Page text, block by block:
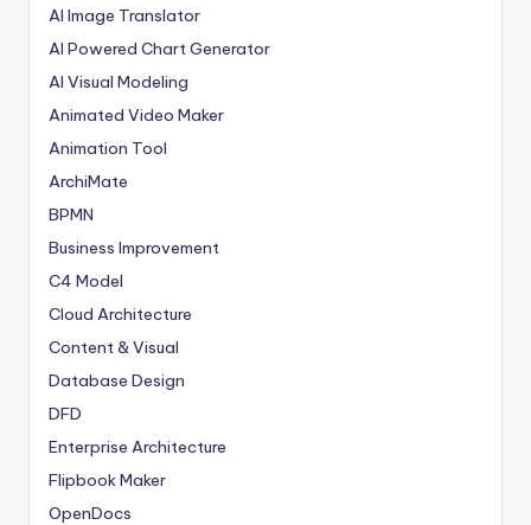
AI Image Translator
AI Powered Chart Generator
AI Visual Modeling
Animated Video Maker
Animation Tool
ArchiMate
BPMN
Business Improvement
C4 Model
Cloud Architecture
Content & Visual
Database Design
DFD
Enterprise Architecture
Flipbook Maker
OpenDocs